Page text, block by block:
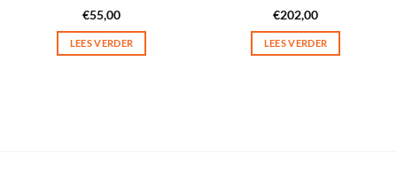
€55,00
LEES VERDER
€202,00
LEES VERDER